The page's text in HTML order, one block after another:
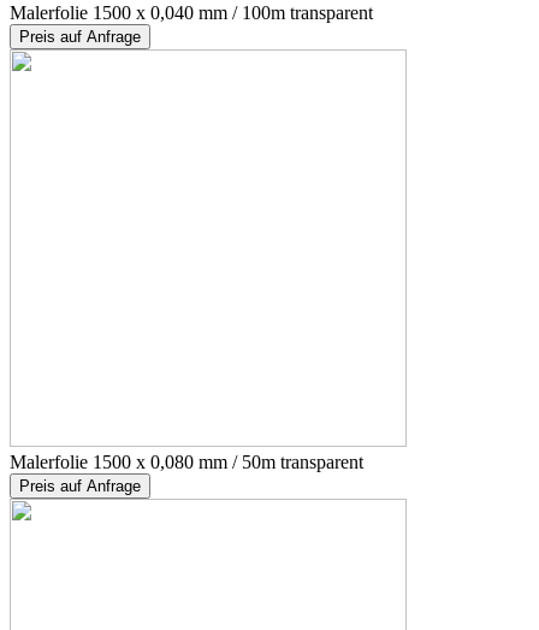
Malerfolie 1500 x 0,040 mm / 100m transparent
Preis auf Anfrage
Malerfolie 1500 x 0,080 mm / 50m transparent
Preis auf Anfrage